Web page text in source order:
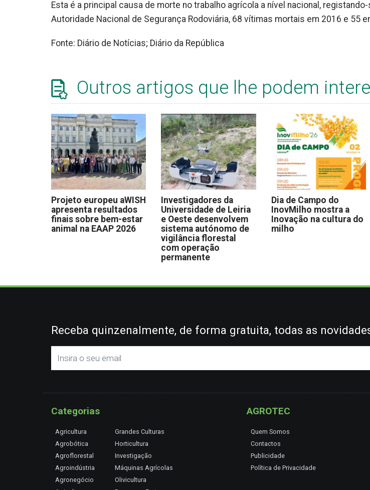
Esta é a principal causa de morte no trabalho agrícola a nível nacional,
Autoridade Nacional de Segurança Rodoviária, 68 vítimas mortais em 2016 e 55
Fonte: Diário de Notícias; Diário da República
Outros artigos que lhe podem
Projeto europeu aWISH
apresenta resultados
finais sobre bem-estar
animal na EAAP 2026
Investigadores da
Universidade de Leiria
e Oeste desenvolvem
sistema autónomo de
vigilância florestal
com operação
permanente
Dia de Campo do
InovMilho mostra a
Inovação na cultura do
milho
Receba quinzenalmente, de forma gratuita, todas as
Categorias
Agricultura
Agrobótica
Agroflorestal
Agroindústria
Agronegócio
Grandes Culturas
Horticultura
Investigação
Máquinas Agrícolas
Olivicultura
AGROTEC
Quem Somos
Contactos
Publicidade
Política de Privacidade